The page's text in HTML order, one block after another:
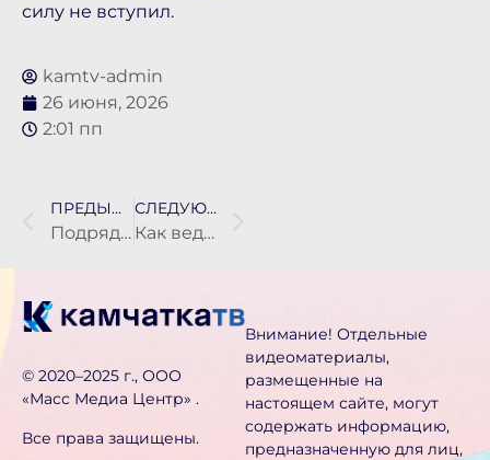
силу не вступил.
kamtv-admin
26 июня, 2026
2:01 пп
ПРЕДЫДУЩАЯ НОВОСТЬ
Подрядчика наказали за срыв сроков ремонта больницы в Вилючинске
СЛЕДУЮЩАЯ НОВОСТЬ
Как ведутся поиски рыбаков — в новом выпуске программы «МЧС. Экстренный вызов»
©️ 2020–2025 г., ООО
«Масс Медиа Центр» .
Все права защищены.
Внимание! Отдельные
видеоматериалы,
размещенные на
настоящем сайте, могут
содержать информацию,
предназначен­ную для лиц,